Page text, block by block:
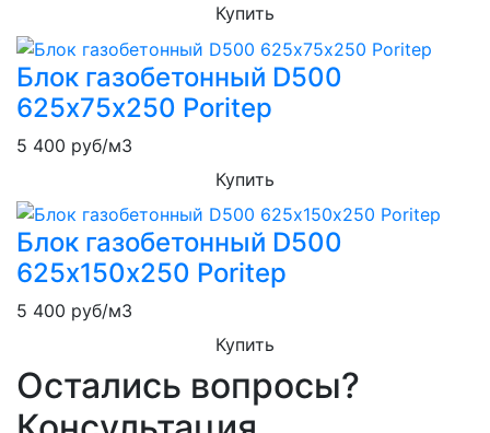
Купить
Блок газобетонный D500
625х75х250 Poritep
5 400 руб/м3
Купить
Блок газобетонный D500
625х150х250 Poritep
5 400 руб/м3
Купить
Остались вопросы?